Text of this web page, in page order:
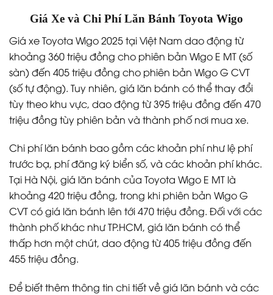
Giá Xe và Chi Phí Lăn Bánh Toyota Wigo
Giá xe Toyota Wigo 2025 tại Việt Nam dao động từ
khoảng 360 triệu đồng cho phiên bản Wigo E MT (số
sàn) đến 405 triệu đồng cho phiên bản Wigo G CVT
(số tự động). Tuy nhiên, giá lăn bánh có thể thay đổi
tùy theo khu vực, dao động từ 395 triệu đồng đến 470
triệu đồng tùy phiên bản và thành phố nơi mua xe.
Chi phí lăn bánh bao gồm các khoản phí như lệ phí
trước bạ, phí đăng ký biển số, và các khoản phí khác.
Tại Hà Nội, giá lăn bánh của Toyota Wigo E MT là
khoảng 420 triệu đồng, trong khi phiên bản Wigo G
CVT có giá lăn bánh lên tới 470 triệu đồng. Đối với các
thành phố khác như TP.HCM, giá lăn bánh có thể
thấp hơn một chút, dao động từ 405 triệu đồng đến
455 triệu đồng.
Để biết thêm thông tin chi tiết về giá lăn bánh và các